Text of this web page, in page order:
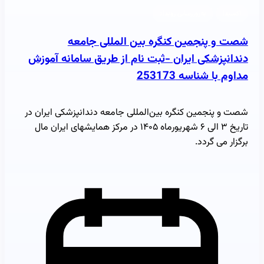
شصت و پنجمین کنگره بین المللی جامعه
دندانپزشکی ایران -ثبت نام از طریق سامانه آموزش
مداوم با شناسه 253173
شصت و پنجمین کنگره بین‌المللی جامعه دندانپزشکی ایران در
تاریخ ۳ الی ۶ شهریورماه ۱۴۰۵ در مرکز همایشهای ایران مال
برگزار می گردد.